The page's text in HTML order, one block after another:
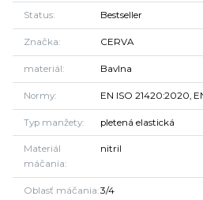
Status Bestseller
Značka CERVA
materiál Bavlna
Normy EN ISO 21420:2020,
Typ manžety pletená elastická
Materiál
máčania
nitril
Oblasť máčania 3/4